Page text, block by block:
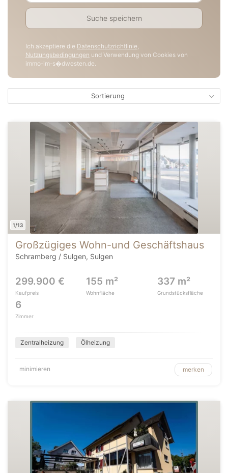
Suche speichern
Ich akzeptiere die Datenschutzrichtlinie,
Nutzungsbedingungen und Verwendung von Cookies von
immo-im-s�dwesten.de.
Sortierung
1/13
Großzügiges Wohn-und Geschäftshaus
Schramberg / Sulgen, Sulgen
299.900 €
Kaufpreis
155 m²
Wohnfläche
337 m²
Grundstücksfläche
6
Zimmer
Zentralheizung Ölheizung
minimieren merken